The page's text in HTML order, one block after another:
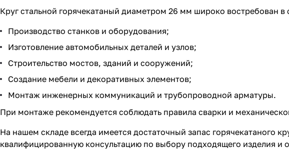
Круг стальной горячекатаный диаметром 26 мм широко востребован в
Производство станков и оборудования;
Изготовление автомобильных деталей и узлов;
Строительство мостов, зданий и сооружений;
Создание мебели и декоративных элементов;
Монтаж инженерных коммуникаций и трубопроводной арматуры.
При монтаже рекомендуется соблюдать правила сварки и
На нашем складе всегда имеется достаточный запас горячекатаного
квалифицированную консультацию по выбору подходящего изделия и